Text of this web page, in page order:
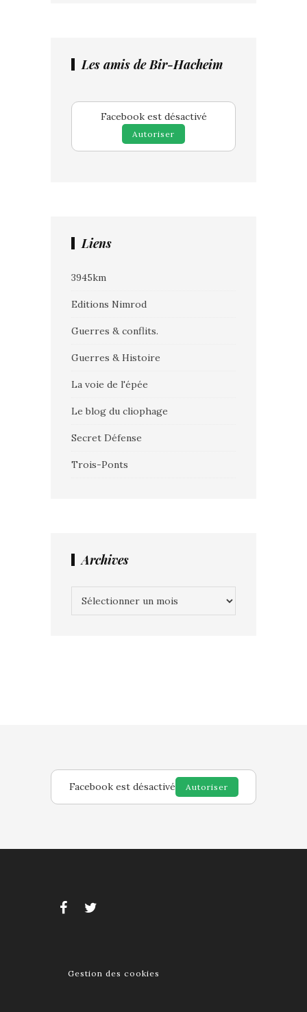
Les amis de Bir-Hacheim
Facebook est désactivé
Autoriser
Liens
3945km
Editions Nimrod
Guerres & conflits.
Guerres & Histoire
La voie de l'épée
Le blog du cliophage
Secret Défense
Trois-Ponts
Archives
Facebook est désactivé Autoriser
Gestion des cookies